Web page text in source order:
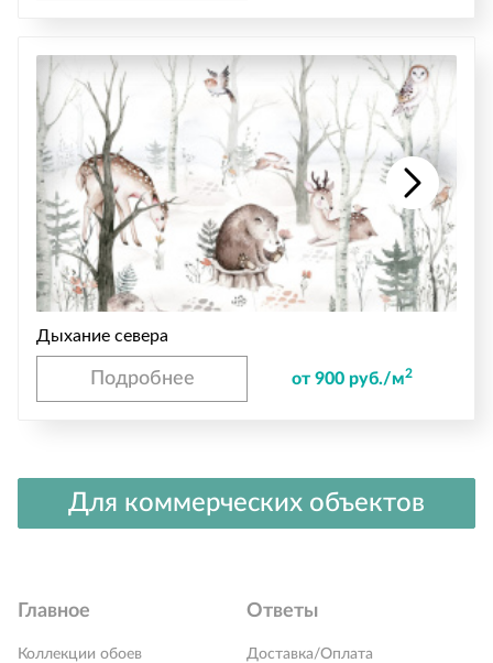
Дыхание севера
Подробнее от 900 руб./м2
Для коммерческих объектов
Главное
Коллекции обоев
Ответы
Доставка/Оплата